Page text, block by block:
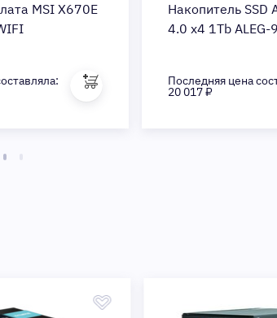
MSI X670E
Накопитель SSD
4.0 x4 1Tb ALEG-
Последняя цена
20 017 ₽